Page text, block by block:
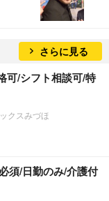
さらに見る
可/シフト相談可/特
クスみづほ
須/日勤のみ/介護付